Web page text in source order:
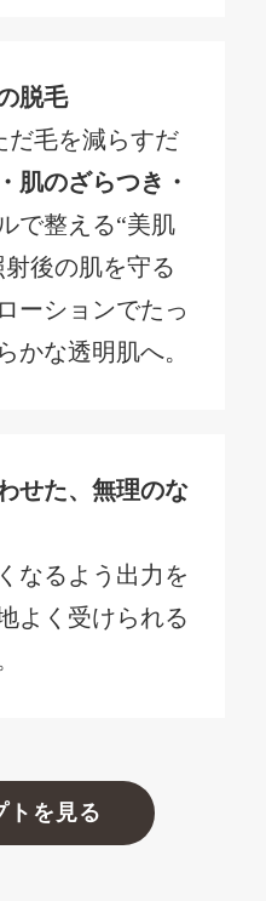
脱毛
だ毛を減らすだ
肌のざらつき・
で整える“美肌
後の肌を守る
ーションでたっ
かな透明肌へ。
せた、無理のな
なるよう出力を
よく受けられる
トを見る